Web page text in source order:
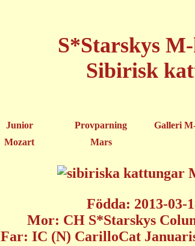
S*Starskys
Sibirisk
Junior Provparning Galleri
Mozart Mars
Födda: 2013-03-
Mor: CH S*Starskys
Far: IC (N) CarilloCat